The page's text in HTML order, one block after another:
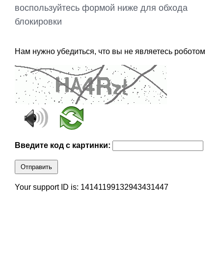
воспользуйтесь формой ниже для обхода
блокировки
Нам нужно убедиться, что вы не являетесь роботом
Введите код с картинки:
Отправить
Your support ID is: 14141199132943431447